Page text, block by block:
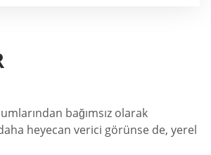
bağımsız olarak
heyecan verici görünse de, yerel